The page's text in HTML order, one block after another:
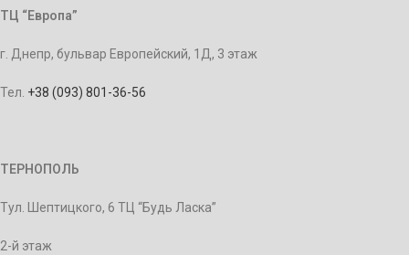
ТЦ “Европа”
г. Днепр, бульвар Европейский, 1Д, 3 этаж
Тел. +38 (093) 801-36-56
ТЕРНОПОЛЬ
Тул. Шептицкого, 6 ТЦ “Будь Ласка”
2-й этаж